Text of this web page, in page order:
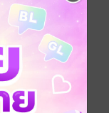
แชร์
ายน พ.ศ.2563